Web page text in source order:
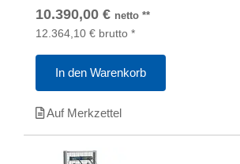
10.390,00 € netto **
12.364,10 € brutto *
In den Warenkorb
Auf Merkzettel